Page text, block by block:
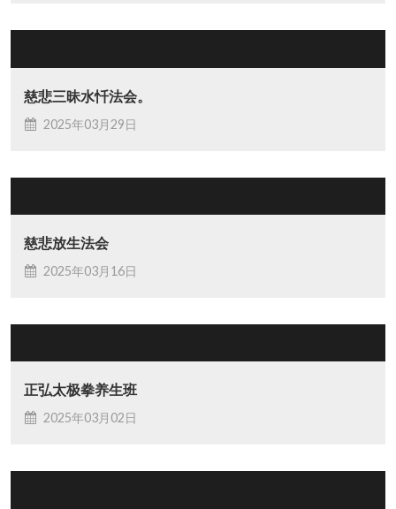
慈悲三昧水忏法会。
2025年03月29日
慈悲放生法会
2025年03月16日
正弘太极拳养生班
2025年03月02日